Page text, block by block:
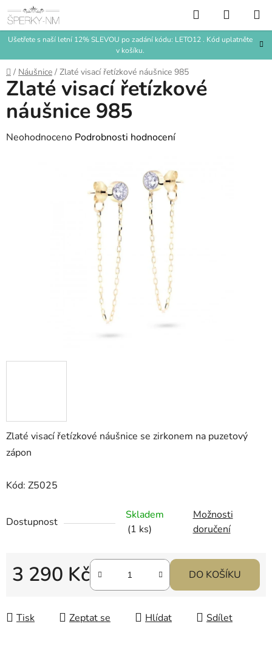
na
obsah
Ušetřete s naší letní 12% SLEVOU po zadání kódu: LETO12 . Kód uplatněte
v košíku.
Hledat
KOŠÍK
Domů
/ Náušnice / Zlaté visací řetízkové náušnice 985
Zlaté visací řetízkové náušnice se zirkonem na puzetový
zápon
Kód: Z5025
Dostupnost
Skladem
(1 ks)
Možnosti
doručení
3 290 Kč DO KOŠÍKU
Tisk Zeptat se Hlídat Sdílet
Zlaté visací řetízkové
náušnice 985
Průměrné
Neohodnoceno Podrobnosti hodnocení